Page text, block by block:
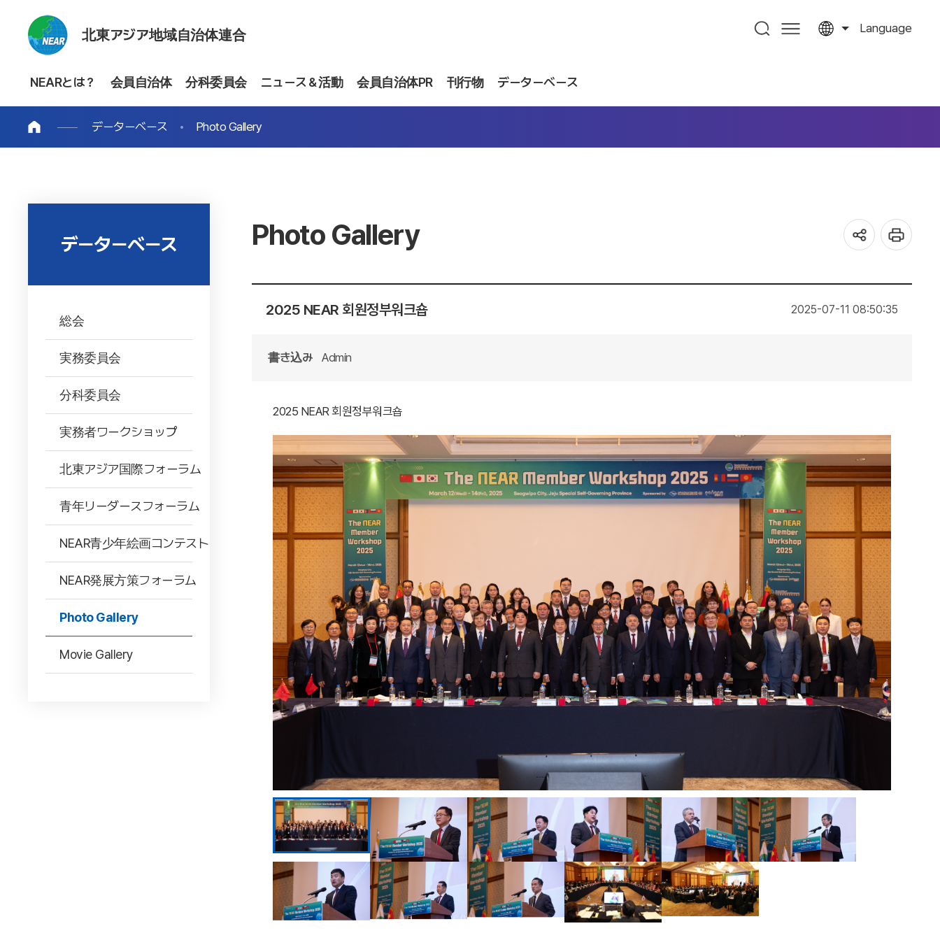
北東アジア地域自治体連合 Language
NEARとは？ 会員自治体 分科委員会 ニュース＆活動 会員自治体PR 刊行物 データーベース
データーベース Photo Gallery
データーベース
総会
実務委員会
分科委員会
実務者ワークショップ
北東アジア国際フォーラム
青年リーダースフォーラム
NEAR青少年絵画コンテスト
NEAR発展方策フォーラム
Photo Gallery
Movie Gallery
Photo Gallery
2025 NEAR 회원정부워크숍 2025-07-11 08:50:35
書き込み Admin
2025 NEAR 회원정부워크숍